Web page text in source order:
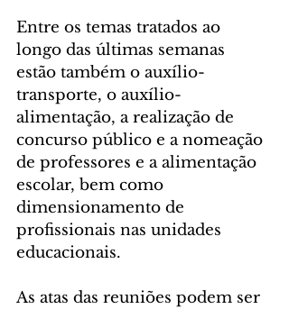
Entre os temas tratados ao
longo das últimas semanas
estão também o auxílio-
transporte, o auxílio-
alimentação, a realização de
concurso público e a nomeação
de professores e a alimentação
escolar, bem como
dimensionamento de
profissionais nas unidades
educacionais.
As atas das reuniões podem ser